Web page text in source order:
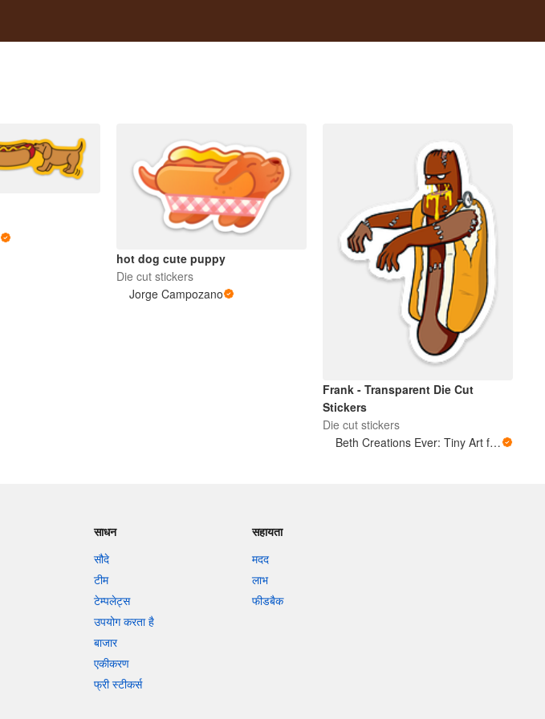
hot dog cute puppy
Die cut stickers
Jorge Campozano
Frank - Transparent Die Cut
Stickers
Die cut stickers
Beth Creations Ever: Tiny Art for Big Feelings
साधन
सौदे
टीम
टेम्पलेट्स
उपयोग करता है
बाजार
एकीकरण
फ्री स्टीकर्स
सहायता
मदद
लाभ
फीडबैक